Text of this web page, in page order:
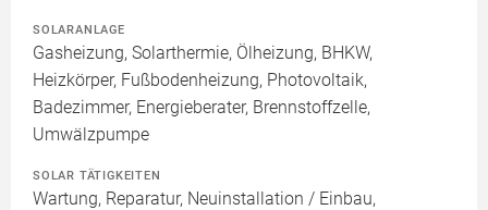
SOLARANLAGE
Gasheizung, Solarthermie, Ölheizung, BHKW,
Heizkörper, Fußbodenheizung, Photovoltaik,
Badezimmer, Energieberater, Brennstoffzelle,
Umwälzpumpe
SOLAR TÄTIGKEITEN
Wartung, Reparatur, Neuinstallation / Einbau,